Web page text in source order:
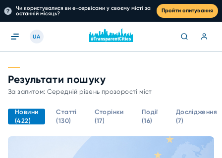
Чи користувалися ви е-сервісами у своєму місті за
останній місяць?
Пройти опитування
UA
Результати пошуку
За запитом: Середній рівень прозорості міст
Новини
(422)
Статті
(130)
Сторінки
(17)
Події
(16)
Дослідження
(7)